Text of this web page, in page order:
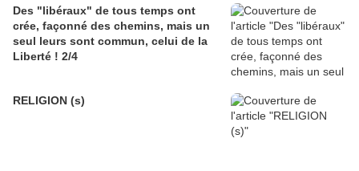
Des "libéraux" de tous temps ont
crée, façonné des chemins, mais un
seul leurs sont commun, celui de la
Liberté ! 2/4
RELIGION (s)